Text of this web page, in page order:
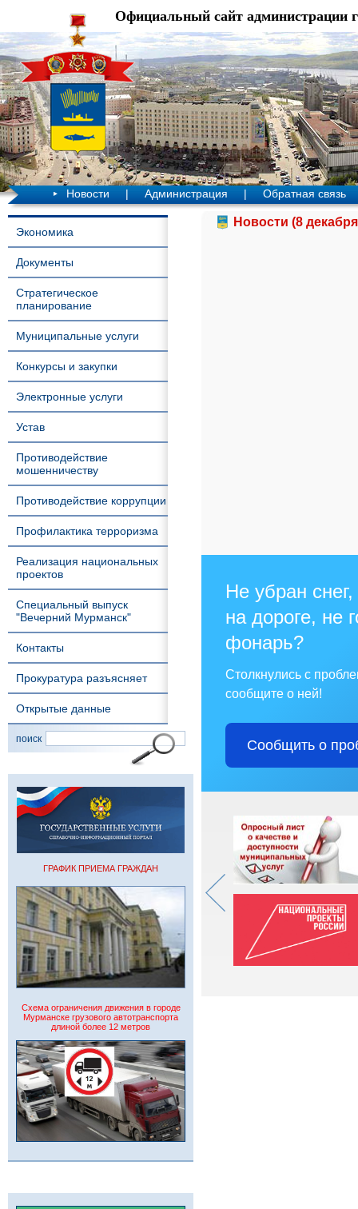
Официальный сайт администрации
Новости | Администрация | Обратная связь
Экономика
Документы
Стратегическое
планирование
Муниципальные услуги
Конкурсы и закупки
Электронные услуги
Устав
Противодействие
мошенничеству
Противодействие коррупции
Профилактика терроризма
Реализация национальных
проектов
Специальный выпуск
"Вечерний Мурманск"
Контакты
Прокуратура разъясняет
Открытые данные
поиск
ГРАФИК ПРИЕМА ГРАЖДАН
Схема ограничения движения в городе
Мурманске грузового автотранспорта
длиной более 12 метров
Новости (8
Не убран
на дороге, не
фонарь?
Столкнулись с
сообщите о ней!
Сообщить о